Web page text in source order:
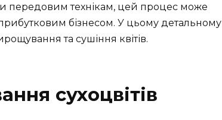
передовим технікам, цей процес може
бізнесом. У цьому детальному
та сушіння квітів.
сухоцвітів